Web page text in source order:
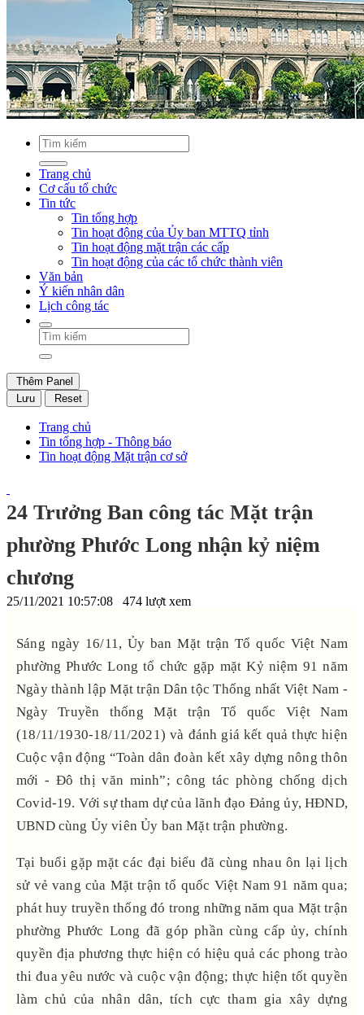
Trang chủ
Cơ cấu tổ chức
Tin tức
Tin tổng hợp
Tin hoạt động của Ủy ban MTTQ tỉnh
Tin hoạt động mặt trận các cấp
Tin hoạt động của các tổ chức thành viên
Văn bản
Ý kiến nhân dân
Lịch công tác
Thêm Panel
Lưu
Reset
Trang chủ
Tin tổng hợp - Thông báo
Tin hoạt động Mặt trận cơ sở
24 Trưởng Ban công tác Mặt trận
phường Phước Long nhận kỷ niệm
chương
25/11/2021 10:57:08 474 lượt xem
Sáng ngày 16/11, Ủy ban Mặt trận Tổ quốc Việt Nam
phường Phước Long tổ chức gặp mặt Kỷ niệm 91 năm
Ngày thành lập Mặt trận Dân tộc Thống nhất Việt Nam -
Ngày Truyền thống Mặt trận Tổ quốc Việt Nam
(18/11/1930-18/11/2021) và đánh giá kết quả thực hiện
Cuộc vận động “Toàn dân đoàn kết xây dựng nông thôn
mới - Đô thị văn minh”; công tác phòng chống dịch
Covid-19. Với sự tham dự của lãnh đạo Đảng ủy, HĐND,
UBND cùng Ủy viên Ủy ban Mặt trận phường.
Tại buổi gặp mặt các đại biểu đã cùng nhau ôn lại lịch
sử vẻ vang của Mặt trận tổ quốc Việt Nam 91 năm qua;
phát huy truyền thống đó trong những năm qua Mặt trận
phường Phước Long đã góp phần cùng cấp ủy, chính
quyền địa phương thực hiện có hiệu quả các phong trào
thi đua yêu nước và cuộc vận động; thực hiện tốt quyền
làm chủ của nhân dân, tích cực tham gia xây dựng